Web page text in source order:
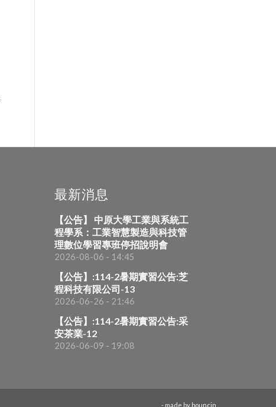
最新消息
【公告】 中原大學工業與系統工
程學系：工業智慧製造與科技管
理數位學習專班停招說明會
2026-08-06 - 14:45
【公告】:114-2暑期實習公告:芝
程科技有限公司-13
2026-06-26 - 21:46
【公告】:114-2暑期實習公告:采
安茶業-12
2026-06-09 - 19:08
- made by bouncin